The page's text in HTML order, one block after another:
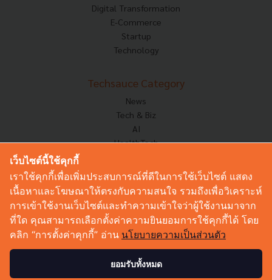
Digital Transformation
E-Commerce
Startup
Technology
Techsauce Category
News
Tech & Biz
AI
HealthTech
Corp Innov
Saucy Thoughts
Based On
Sustainable
Videos
Podcast
เว็บไซต์นี้ใช้คุกกี้
เราใช้คุกกี้เพื่อเพิ่มประสบการณ์ที่ดีในการใช้เว็บไซต์ แสดง
เนื้อหาและโฆษณาให้ตรงกับความสนใจ รวมถึงเพื่อวิเคราะห์
การเข้าใช้งานเว็บไซต์และทำความเข้าใจว่าผู้ใช้งานมาจาก
ที่ใด คุณสามารถเลือกตั้งค่าความยินยอมการใช้คุกกี้ได้ โดย
คลิก “การตั้งค่าคุกกี้” อ่าน นโยบายความเป็นส่วนตัว
ยอมรับทั้งหมด